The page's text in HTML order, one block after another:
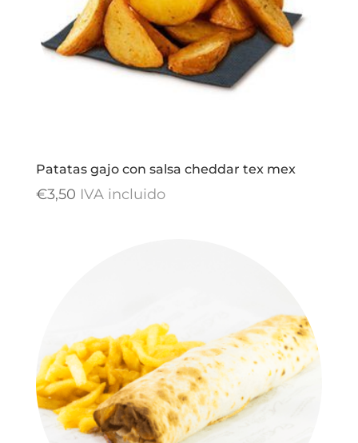
Patatas gajo con salsa cheddar tex mex
€3,50 IVA incluido